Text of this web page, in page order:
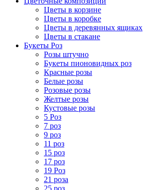
Цветы в корзине
Цветы в коробке
Цветы в деревянных ящиках
Цветы в стакане
Букеты Роз
Розы штучно
Букеты пионовидных роз
Красные розы
Белые розы
Розовые розы
Желтые розы
Кустовые розы
5 Роз
7 роз
9 роз
11 роз
15 роз
17 роз
19 Роз
21 роза
25 роз